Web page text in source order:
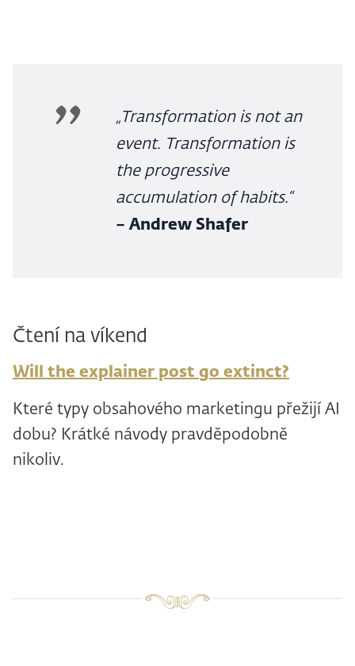
„Transformation is not an
event. Transformation is
the progressive
accumulation of habits.“
– Andrew Shafer
Čtení na víkend
Will the explainer post go extinct?
Které typy obsahového marketingu přežijí AI
dobu? Krátké návody pravděpodobně
nikoliv.